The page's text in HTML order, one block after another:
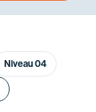
Niveau 04